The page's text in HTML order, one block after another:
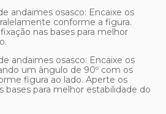
andaimes osasco: Encaixe os
conforme a figura.
nas bases para melhor
andaimes osasco: Encaixe os
um ângulo de 90º com os
figura ao lado. Aperte os
bases para melhor estabilidade do